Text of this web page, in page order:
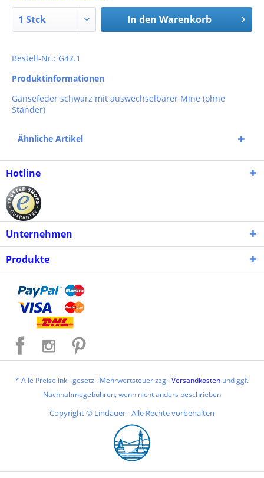
In den Warenkorb
Bestell-Nr.: G42.1
Produktinformationen
Gänsefeder schwarz mit auswechselbarer Mine (ohne
Ständer)
Ähnliche Artikel
Hotline
Unternehmen
Produkte
* Alle Preise inkl. gesetzl. Mehrwertsteuer zzgl.Versandkosten und ggf.
Nachnahmegebühren, wenn nicht anders beschrieben
Copyright © Lindauer - Alle Rechte vorbehalten